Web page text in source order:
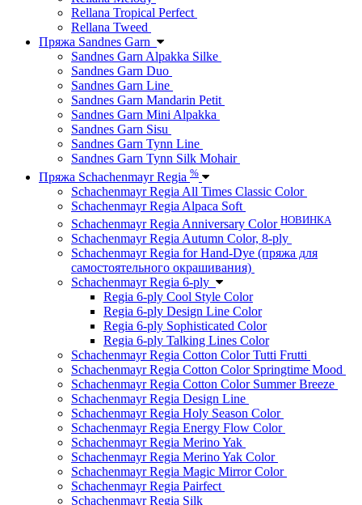
Rellana Tropical Perfect
Rellana Tweed
Пряжа Sandnes Garn
Sandnes Garn Alpakka Silke
Sandnes Garn Duo
Sandnes Garn Line
Sandnes Garn Mandarin Petit
Sandnes Garn Mini Alpakka
Sandnes Garn Sisu
Sandnes Garn Tynn Line
Sandnes Garn Tynn Silk Mohair
Пряжа Schachenmayr Regia %
Schachenmayr Regia All Times Classic Color
Schachenmayr Regia Alpaca Soft
Schachenmayr Regia Anniversary Color НОВИНКА
Schachenmayr Regia Autumn Color, 8-ply
Schachenmayr Regia for Hand-Dye (пряжа для
самостоятельного окрашивания)
Schachenmayr Regia 6-ply
Regia 6-ply Cool Style Color
Regia 6-ply Design Line Color
Regia 6-ply Sophisticated Color
Regia 6-ply Talking Lines Color
Schachenmayr Regia Cotton Color Tutti Frutti
Schachenmayr Regia Cotton Color Springtime Mood
Schachenmayr Regia Cotton Color Summer Breeze
Schachenmayr Regia Design Line
Schachenmayr Regia Holy Season Color
Schachenmayr Regia Energy Flow Color
Schachenmayr Regia Merino Yak
Schachenmayr Regia Merino Yak Color
Schachenmayr Regia Magic Mirror Color
Schachenmayr Regia Pairfect
Schachenmayr Regia Silk